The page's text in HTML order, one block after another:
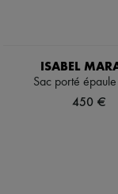
ISABEL
Sac porté
450 €